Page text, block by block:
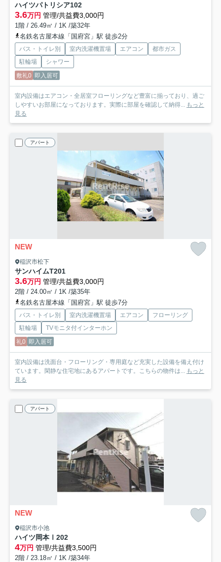
ハイツパトリシア102
3.6万円 管理/共益費3,000円
1階 / 26.49㎡ / 1K /築32年
名鉄名古屋本線「国府宮」駅 徒歩2分
バス・トイレ別 室内洗濯機置場 エアコン
都市ガス
駐輪場
シャワー
敷礼0 即入居可
室内設備はエアコン・全居室フローリングなど豊富に揃っており、過ご
しやすいお部屋になっております。実際に部屋を確認して納得...
もっと
見る
アパート
NEW
稲沢市松下
サンハイムT201
3.6万円 管理/共益費3,000円
2階 / 24.00㎡ / 1K /築35年
名鉄名古屋本線「国府宮」駅 徒歩7分
バス・トイレ別 室内洗濯機置場 エアコン
フローリング
駐輪場
TVモニタ付インターホン
礼0 即入居可
室内設備は洗面台・フローリング・専用庭など充実した設備を備え付け
ています。閑静な住宅地にあるアパートです。こちらの物件は... もっと
見る
アパート
NEW
稲沢市小池
ハイツ岡本Ⅰ 202
4万円 管理/共益費3,500円
2階 / 23.18㎡ / 1K /築34年